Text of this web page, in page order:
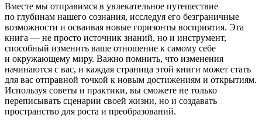
Вместе мы отправимся в увлекательное путешествие
по глубинам нашего сознания, исследуя его безграничные
возможности и осваивая новые горизонты восприятия. Эта
книга — не просто источник знаний, но и инструмент,
способный изменить ваше отношение к самому себе
и окружающему миру. Важно помнить, что изменения
начинаются с вас, и каждая страница этой книги может стать
для вас отправной точкой к новым достижениям и открытиям.
Используя советы и практики, вы сможете не только
переписывать сценарии своей жизни, но и создавать
пространство для роста и преобразований.